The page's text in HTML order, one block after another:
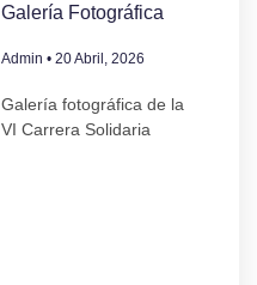
Galería Fotográfica
Admin 20 Abril, 2026
Galería fotográfica de la
VI Carrera Solidaria